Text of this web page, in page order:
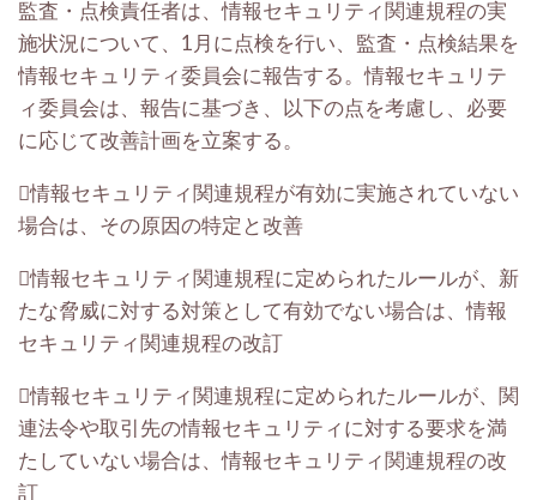
監査・点検責任者は、情報セキュリティ関連規程の実
施状況について、1月に点検を行い、監査・点検結果を
情報セキュリティ委員会に報告する。情報セキュリテ
ィ委員会は、報告に基づき、以下の点を考慮し、必要
に応じて改善計画を立案する。
情報セキュリティ関連規程が有効に実施されていない
場合は、その原因の特定と改善
情報セキュリティ関連規程に定められたルールが、新
たな脅威に対する対策として有効でない場合は、情報
セキュリティ関連規程の改訂
情報セキュリティ関連規程に定められたルールが、関
連法令や取引先の情報セキュリティに対する要求を満
たしていない場合は、情報セキュリティ関連規程の改
訂